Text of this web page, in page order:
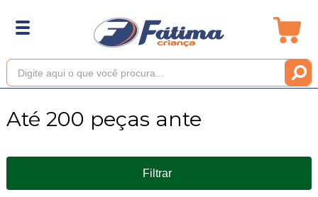
Até 200 peças ante
Filtrar